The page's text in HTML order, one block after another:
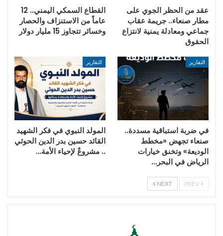
عقد من الحظر الجوي على
مطار صنعاء.. جريمة عقاب
جماعي ومعادلة يمنية لانتزاع
الحقوق
القطاع السمكي اليمني.. 12
عاماً من الاستنزاف والحصار
وخسائر تتجاوز 15 مليار دولار
التقارير
في ضربة استباقية مسددة..
صنعاء تجهض «مخطط
الوديعة» وتخنق خيارات
الرياض في البحر…
التقارير
المولد النبوي في فكر الشهيد
القائد حسين بدر الدين الحوثي
.. مشروعٌ لإحياء الأمة…
NEXT